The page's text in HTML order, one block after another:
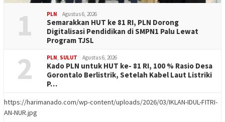
1 PLN Agustus 6, 2026
Semarakkan HUT ke 81 RI, PLN Dorong
Digitalisasi Pendidikan di SMPN1 Palu Lewat
Program TJSL
2 PLN, SULUT Agustus 6, 2026
Kado PLN untuk HUT ke- 81 RI, 100 % Rasio Desa
Gorontalo Berlistrik, Setelah Kabel Laut Listriki
P…
https://harimanado.com/wp-content/uploads/2026/03/IKLAN-IDUL-FITRI-
AN-NUR.jpg